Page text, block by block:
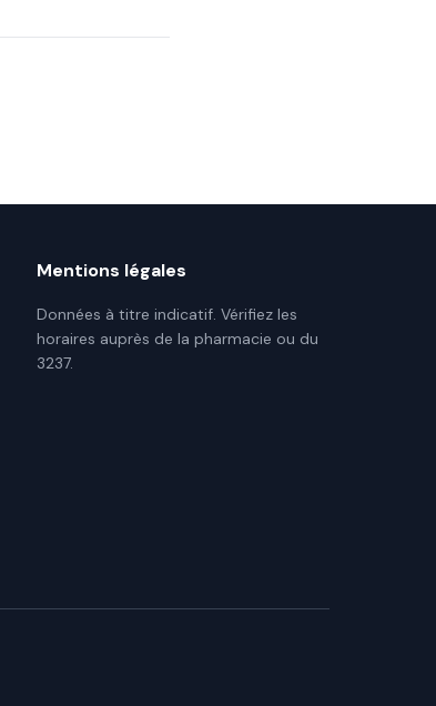
Mentions légales
Données à titre indicatif. Vérifiez les
horaires auprès de la pharmacie ou du
3237.